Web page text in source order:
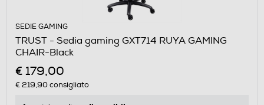
SEDIE GAMING
TRUST - Sedia gaming GXT714 RUYA GAMING
CHAIR-Black
€ 179,00
€ 219,90consigliato